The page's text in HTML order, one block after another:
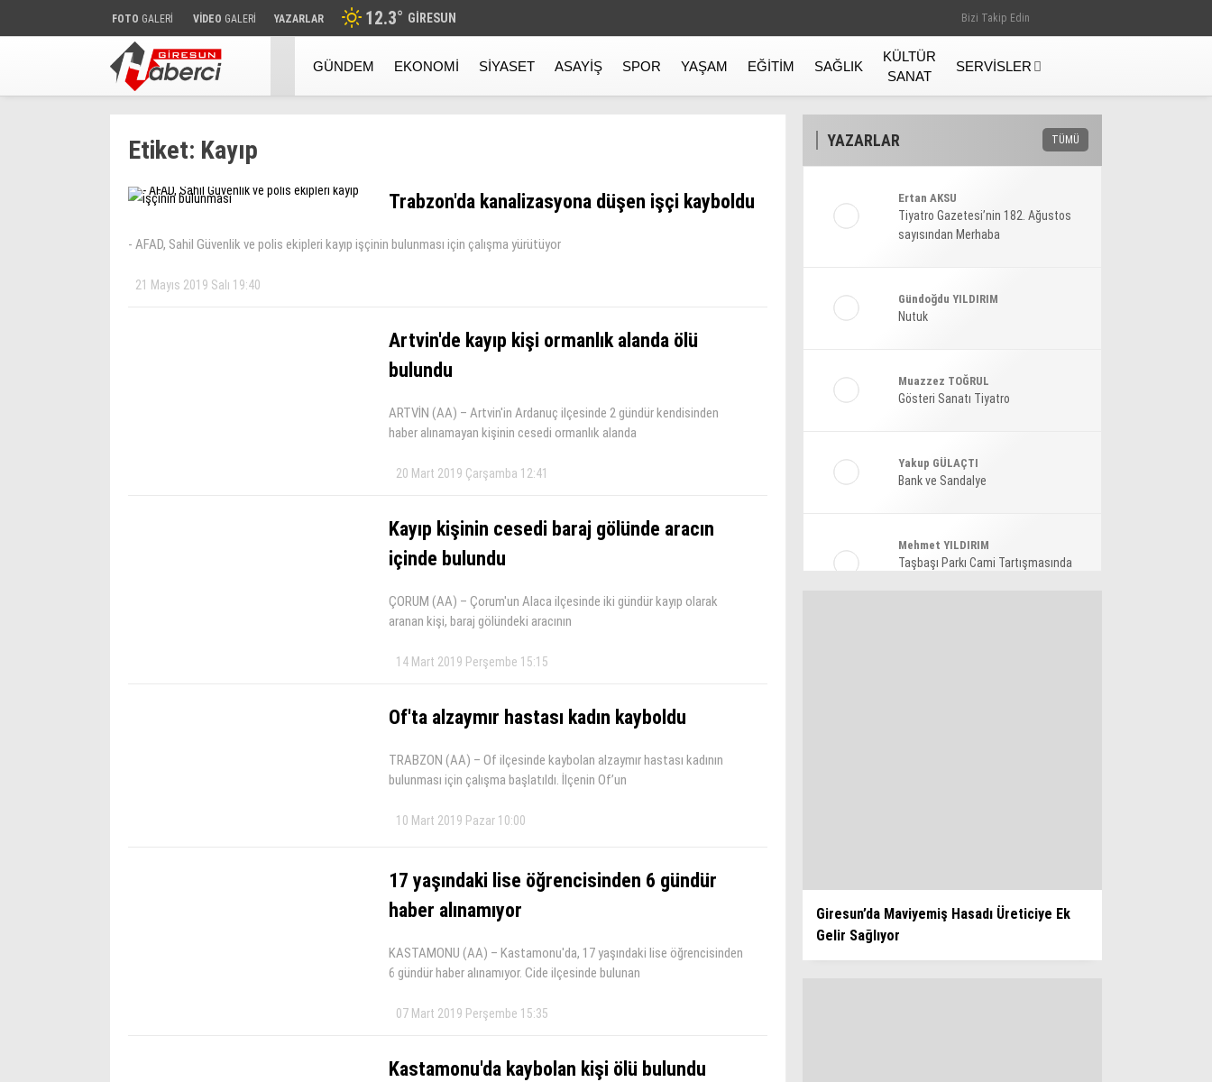
Teknoloji
FOTO GALERİ VİDEO GALERİ YAZARLAR 12.3° GIRESUN Bizi Takip Edin
GÜNDEM EKONOMI SIYASET ASAYIŞ SPOR YAŞAM EĞITIM SAĞLIK
KÜLTÜR
SANAT
SERVISLER
Etiket: Kayıp
Trabzon'da kanalizasyona düşen işçi kayboldu
- AFAD, Sahil Güvenlik ve polis ekipleri kayıp işçinin bulunması için çalışma yürütüyor
21 Mayıs 2019 Salı 19:40
Artvin'de kayıp kişi ormanlık alanda ölü
bulundu
ARTVİN (AA) – Artvin'in Ardanuç ilçesinde 2 gündür kendisinden
haber alınamayan kişinin cesedi ormanlık alanda
20 Mart 2019 Çarşamba 12:41
Kayıp kişinin cesedi baraj gölünde aracın
içinde bulundu
ÇORUM (AA) – Çorum'un Alaca ilçesinde iki gündür kayıp olarak
aranan kişi, baraj gölündeki aracının
14 Mart 2019 Perşembe 15:15
Of'ta alzaymır hastası kadın kayboldu
TRABZON (AA) – Of ilçesinde kaybolan alzaymır hastası kadının
bulunması için çalışma başlatıldı. İlçenin Of’un
10 Mart 2019 Pazar 10:00
17 yaşındaki lise öğrencisinden 6 gündür
haber alınamıyor
KASTAMONU (AA) – Kastamonu'da, 17 yaşındaki lise öğrencisinden
6 gündür haber alınamıyor. Cide ilçesinde bulunan
07 Mart 2019 Perşembe 15:35
Kastamonu'da kaybolan kişi ölü bulundu
YAZARLAR TÜMÜ
Ertan AKSU
Tiyatro Gazetesi’nin 182. Ağustos
sayısından Merhaba
Gündoğdu YILDIRIM
Nutuk
Muazzez TOĞRUL
Gösteri Sanatı Tiyatro
Yakup GÜLAÇTI
Bank ve Sandalye
Mehmet YILDIRIM
Taşbaşı Parkı Cami Tartışmasında
Giresun’da Maviyemiş Hasadı Üreticiye Ek
Gelir Sağlıyor